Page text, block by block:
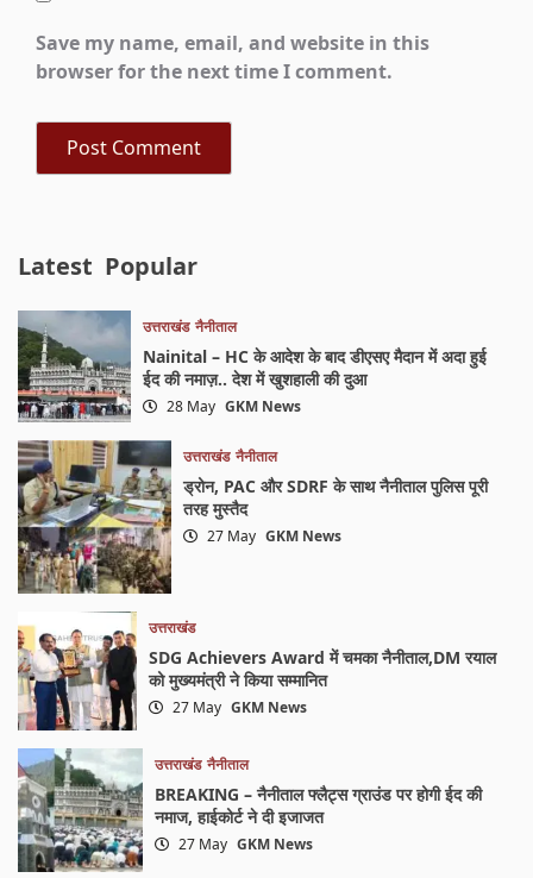
Save my name, email, and website in this
browser for the next time I comment.
Latest Popular
उत्तराखंड नैनीताल
Nainital – HC के आदेश के बाद डीएसए मैदान में अदा हुई
ईद की नमाज़.. देश में खुशहाली की दुआ
28 May GKM News
उत्तराखंड नैनीताल
ड्रोन, PAC और SDRF के साथ नैनीताल पुलिस पूरी
तरह मुस्तैद
27 May GKM News
उत्तराखंड
SDG Achievers Award में चमका नैनीताल,DM रयाल
को मुख्यमंत्री ने किया सम्मानित
27 May GKM News
उत्तराखंड नैनीताल
BREAKING – नैनीताल फ्लैट्स ग्राउंड पर होगी ईद की
नमाज, हाईकोर्ट ने दी इजाजत
27 May GKM News